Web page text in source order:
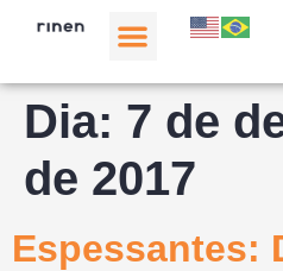
Dia: 7 de
de 2017
Espessantes: